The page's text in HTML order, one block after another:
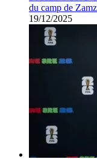
du camp de
19/12/2025